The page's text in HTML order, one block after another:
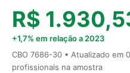
R$
+1,7% em relação a 2023
CBO 7686-30 • Atualizado em
profissionais na amostra